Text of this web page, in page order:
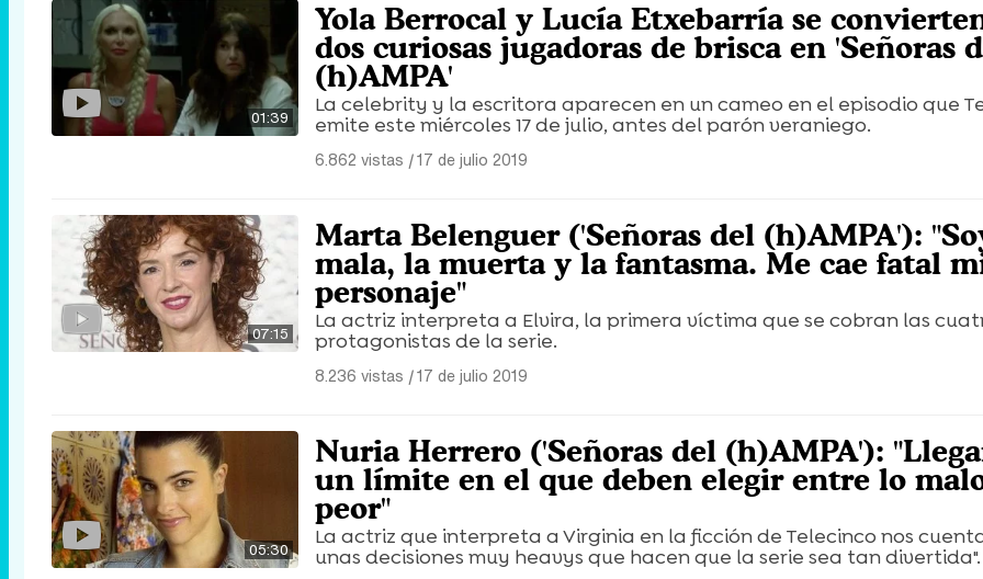
01:39
Yola Berrocal y Lucía Etxebarría se
dos curiosas jugadoras de brisca en 'Señoras
(h)AMPA'
La celebrity y la escritora aparecen en un cameo en el episodio que
emite este miércoles 17 de julio, antes del parón veraniego.
6.862 vistas |17 de julio 2019
07:15
Marta Belenguer ('Señoras del (h)AMPA'):
mala, la muerta y la fantasma. Me cae fatal
personaje"
La actriz interpreta a Elvira, la primera víctima que se cobran las
protagonistas de la serie.
8.236 vistas |17 de julio 2019
05:30
Nuria Herrero ('Señoras del (h)AMPA'):
un límite en el que deben elegir entre lo
peor"
La actriz que interpreta a Virginia en la ficción de Telecinco nos
unas decisiones muy heavys que hacen que la serie sea tan divertida".